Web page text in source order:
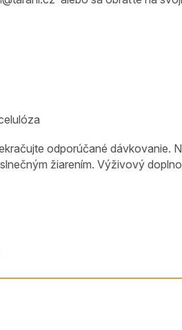
odporúčané dávkovanie.
žiarením. Výživový